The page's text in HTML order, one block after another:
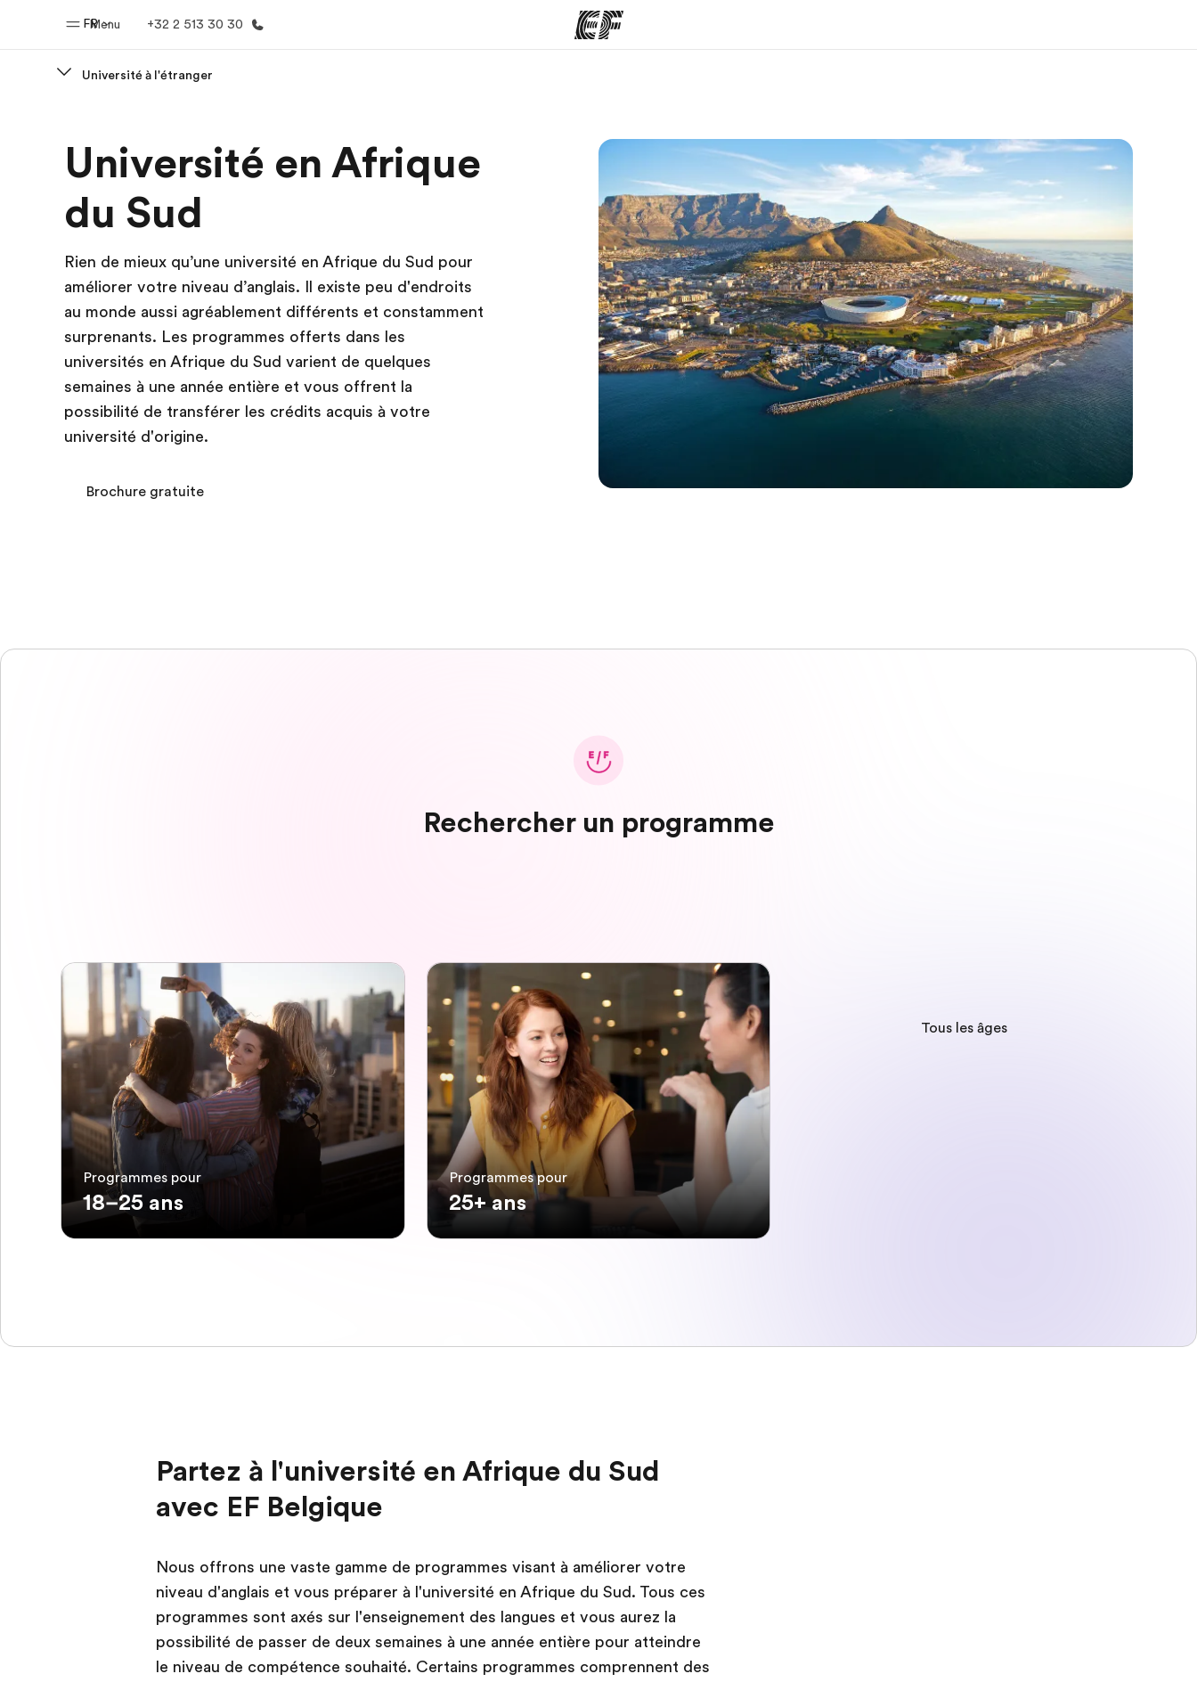
Menu
FR +32 2 513 30 30
Bienvenue chez EF Nos offres Trouver un bureau Qui sommes-nous ? Rejoignez nos équipes
Université à l'étranger
Université en Afrique
du Sud
Rien de mieux qu’une université en Afrique du Sud pour
améliorer votre niveau d’anglais. Il existe peu d'endroits
au monde aussi agréablement différents et constamment
surprenants. Les programmes offerts dans les
universités en Afrique du Sud varient de quelques
semaines à une année entière et vous offrent la
possibilité de transférer les crédits acquis à votre
université d'origine.
Brochure gratuite
Rechercher un programme
Programmes pour
18–25 ans
Programmes pour
25+ ans
Tous les âges
Partez à l'université en Afrique du Sud
avec EF Belgique
Nous offrons une vaste gamme de programmes visant à améliorer votre
niveau d'anglais et vous préparer à l'université en Afrique du Sud. Tous ces
programmes sont axés sur l'enseignement des langues et vous aurez la
possibilité de passer de deux semaines à une année entière pour atteindre
le niveau de compétence souhaité. Certains programmes comprennent des